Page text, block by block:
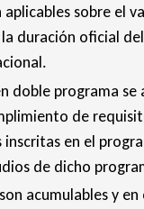
aplicables sobre el
duración oficial
doble programa se
de
en el
de dicho
acumulables y